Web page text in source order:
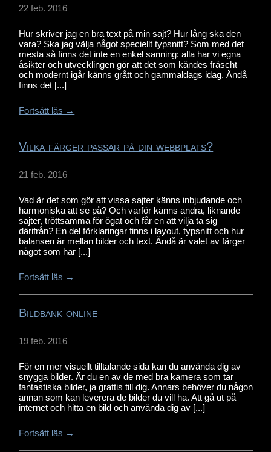
22 feb. 2016
Hur skriver jag en bra text på min sajt? Hur lång ska den
vara? Ska jag välja något speciellt typsnitt? Som med det
mesta så finns det inte en enkel sanning: alla har vi egna
åsikter och utvecklingen gör att det som kändes fräscht
och modernt igår känns grått och gammaldags idag. Ändå
finns det [...]
Fortsätt läs →
Vilka färger passar på din webbplats?
21 feb. 2016
Vad är det som gör att vissa sajter känns inbjudande och
harmoniska att se på? Och varför känns andra, liknande
sajter, tröttsamma för ögat och får en att vilja ta sig
därifrån? En del förklaringar finns i layout, typsnitt och hur
balansen är mellan bilder och text. Ändå är valet av färger
något som har [...]
Fortsätt läs →
Bildbank online
19 feb. 2016
För en mer visuellt tilltalande sida kan du använda dig av
snygga bilder. Är du en av de med bra kamera som tar
fantastiska bilder, ja grattis till dig. Annars behöver du någon
annan som kan leverera de bilder du vill ha. Att gå ut på
internet och hitta en bild och använda dig av [...]
Fortsätt läs →